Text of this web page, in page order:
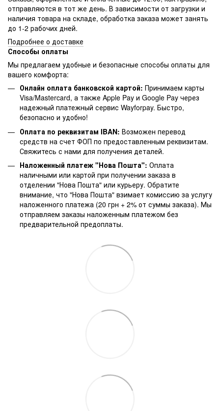
отправляются в тот же день. В зависимости от загрузки и
наличия товара на складе, обработка заказа может занять
до 1-2 рабочих дней.
Подробнее о доставке
Способы оплаты
Мы предлагаем удобные и безопасные способы оплаты для
вашего комфорта:
Онлайн оплата банковской картой: Принимаем карты
Visa/Mastercard, а также Apple Pay и Google Pay через
надежный платежный сервис Wayforpay. Быстро,
безопасно и удобно!
Оплата по реквизитам IBAN: Возможен перевод
средств на счет ФОП по предоставленным реквизитам.
Свяжитесь с нами для получения деталей.
Наложенный платеж "Нова Пошта": Оплата
наличными или картой при получении заказа в
отделении "Нова Пошта" или курьеру. Обратите
внимание, что "Нова Пошта" взимает комиссию за услугу
наложенного платежа (20 грн + 2% от суммы заказа). Мы
отправляем заказы наложенным платежом без
предварительной предоплаты.